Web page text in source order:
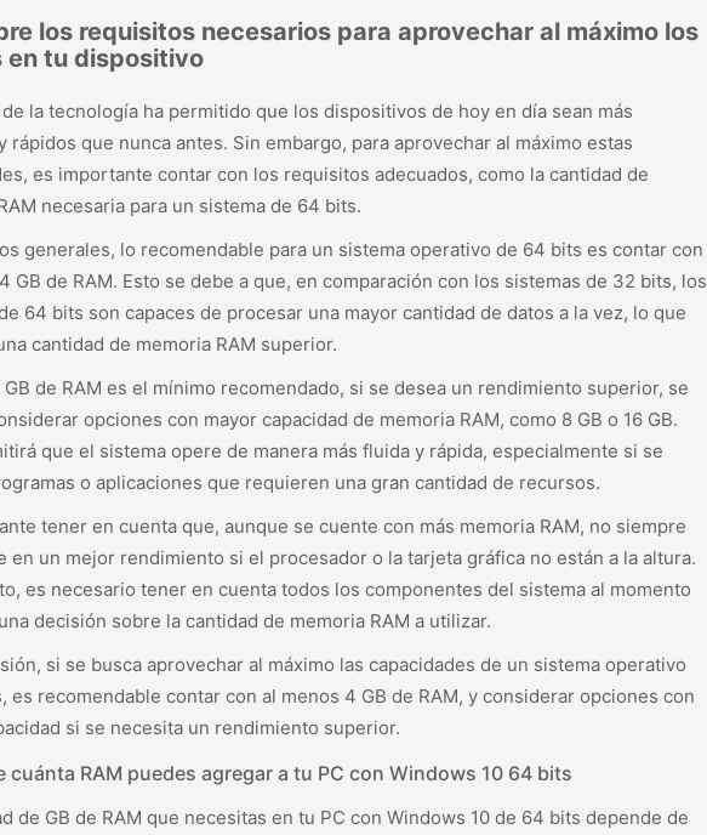
los requisitos necesarios para aprovechar al máximo los
en tu dispositivo
de la tecnología ha permitido que los dispositivos de hoy en día sean más
rápidos que nunca antes. Sin embargo, para aprovechar al máximo estas
es importante contar con los requisitos adecuados, como la cantidad de
necesaria para un sistema de 64 bits.
generales, lo recomendable para un sistema operativo de 64 bits es contar con
GB de RAM. Esto se debe a que, en comparación con los sistemas de 32 bits, los
64 bits son capaces de procesar una mayor cantidad de datos a la vez, lo que
cantidad de memoria RAM superior.
de RAM es el mínimo recomendado, si se desea un rendimiento superior, se
opciones con mayor capacidad de memoria RAM, como 8 GB o 16 GB.
que el sistema opere de manera más fluida y rápida, especialmente si se
o aplicaciones que requieren una gran cantidad de recursos.
tener en cuenta que, aunque se cuente con más memoria RAM, no siempre
en un mejor rendimiento si el procesador o la tarjeta gráfica no están a la altura.
es necesario tener en cuenta todos los componentes del sistema al momento
decisión sobre la cantidad de memoria RAM a utilizar.
si se busca aprovechar al máximo las capacidades de un sistema operativo
es recomendable contar con al menos 4 GB de RAM, y considerar opciones con
si se necesita un rendimiento superior.
cuánta RAM puedes agregar a tu PC con Windows 10 64 bits
de GB de RAM que necesitas en tu PC con Windows 10 de 64 bits depende de